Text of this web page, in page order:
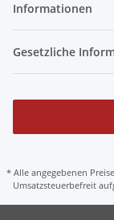
Informationen
Gesetzliche
* Alle angegebenen
Umsatzsteuerbefreit